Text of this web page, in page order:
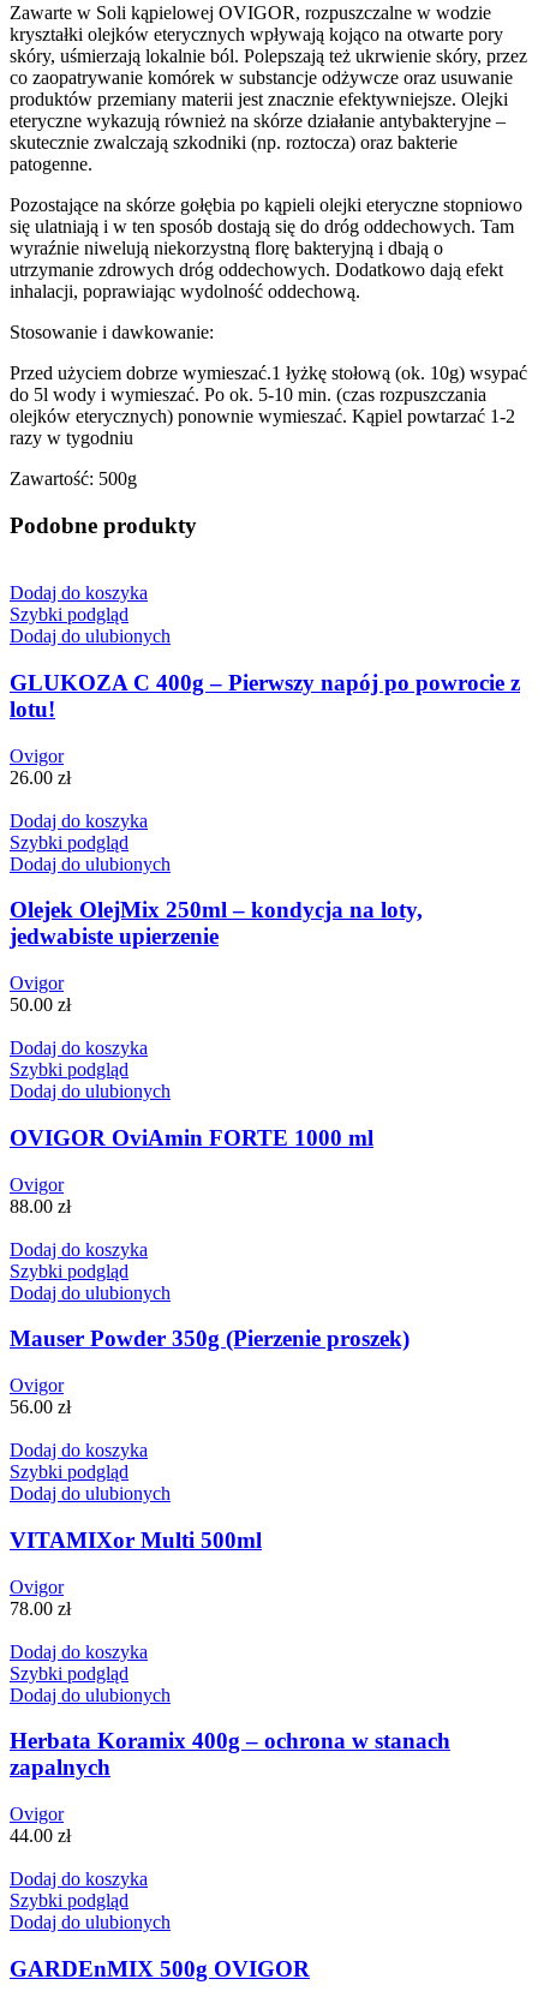
Zawarte w Soli kąpielowej OVIGOR, rozpuszczalne w wodzie
kryształki olejków eterycznych wpływają kojąco na otwarte pory
skóry, uśmierzają lokalnie ból. Polepszają też ukrwienie skóry, przez
co zaopatrywanie komórek w substancje odżywcze oraz usuwanie
produktów przemiany materii jest znacznie efektywniejsze. Olejki
eteryczne wykazują również na skórze działanie antybakteryjne –
skutecznie zwalczają szkodniki (np. roztocza) oraz bakterie
patogenne.
Pozostające na skórze gołębia po kąpieli olejki eteryczne stopniowo
się ulatniają i w ten sposób dostają się do dróg oddechowych. Tam
wyraźnie niwelują niekorzystną florę bakteryjną i dbają o
utrzymanie zdrowych dróg oddechowych. Dodatkowo dają efekt
inhalacji, poprawiając wydolność oddechową.
Stosowanie i dawkowanie:
Przed użyciem dobrze wymieszać.1 łyżkę stołową (ok. 10g) wsypać
do 5l wody i wymieszać. Po ok. 5-10 min. (czas rozpuszczania
olejków eterycznych) ponownie wymieszać. Kąpiel powtarzać 1-2
razy w tygodniu
Zawartość: 500g
Podobne produkty
Dodaj do koszyka
Szybki podgląd
Dodaj do ulubionych
GLUKOZA C 400g – Pierwszy napój po powrocie z
lotu!
Ovigor
26.00 zł
Dodaj do koszyka
Szybki podgląd
Dodaj do ulubionych
Olejek OlejMix 250ml – kondycja na loty,
jedwabiste upierzenie
Ovigor
50.00 zł
Dodaj do koszyka
Szybki podgląd
Dodaj do ulubionych
OVIGOR OviAmin FORTE 1000 ml
Ovigor
88.00 zł
Dodaj do koszyka
Szybki podgląd
Dodaj do ulubionych
Mauser Powder 350g (Pierzenie proszek)
Ovigor
56.00 zł
Dodaj do koszyka
Szybki podgląd
Dodaj do ulubionych
VITAMIXor Multi 500ml
Ovigor
78.00 zł
Dodaj do koszyka
Szybki podgląd
Dodaj do ulubionych
Herbata Koramix 400g – ochrona w stanach
zapalnych
Ovigor
44.00 zł
Dodaj do koszyka
Szybki podgląd
Dodaj do ulubionych
GARDEnMIX 500g OVIGOR